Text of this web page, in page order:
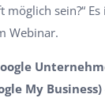
möglich sein?“
Webinar.
My